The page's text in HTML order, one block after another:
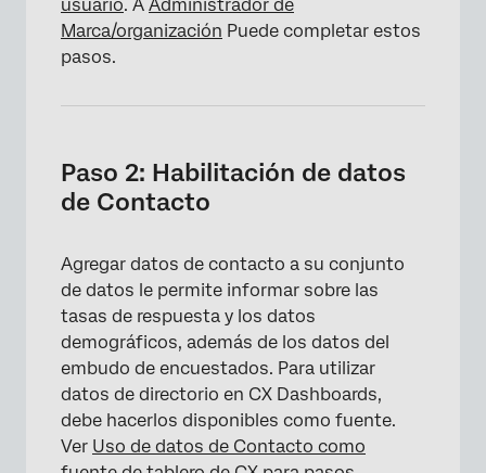
usuario. A Administrador de
Marca/organización Puede completar estos
pasos.
Paso 2: Habilitación de datos
de Contacto
Agregar datos de contacto a su conjunto
de datos le permite informar sobre las
tasas de respuesta y los datos
demográficos, además de los datos del
embudo de encuestados. Para utilizar
datos de directorio en CX Dashboards,
debe hacerlos disponibles como fuente.
Ver Uso de datos de Contacto como